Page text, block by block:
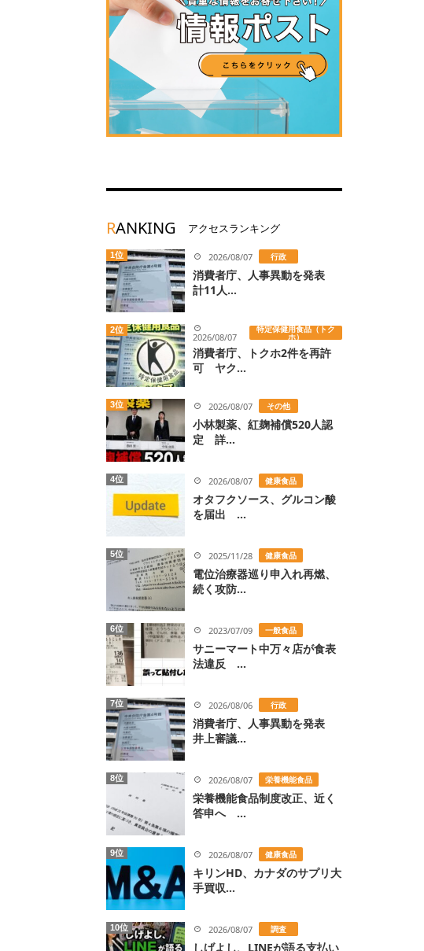
RANKING アクセスランキング
1位 2026/08/07 行政
消費者庁、人事異動を発表
計11人...
2位
2026/08/07
特定保健用食品（トク
ホ）
消費者庁、トクホ2件を再許
可 ヤク...
3位 2026/08/07 その他
小林製薬、紅麹補償520人認
定 詳...
4位 2026/08/07 健康食品
オタフクソース、グルコン酸
を届出 ...
5位 2025/11/28 健康食品
電位治療器巡り申入れ再燃、
続く攻防...
6位 2023/07/09 一般食品
サニーマート中万々店が食表
法違反 ...
7位 2026/08/06 行政
消費者庁、人事異動を発表
井上審議...
8位 2026/08/07 栄養機能食品
栄養機能食品制度改正、近く
答申へ ...
9位 2026/08/07 健康食品
キリンHD、カナダのサプリ大
手買収...
10位 2026/08/07 調査
しげよし、LINEが語る支払い